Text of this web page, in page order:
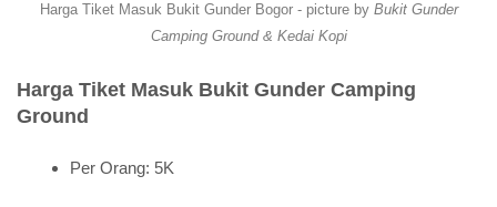
Harga Tiket Masuk Bukit Gunder Bogor - picture by Bukit Gunder
Camping Ground & Kedai Kopi
Harga Tiket Masuk Bukit Gunder Camping
Ground
Per Orang: 5K